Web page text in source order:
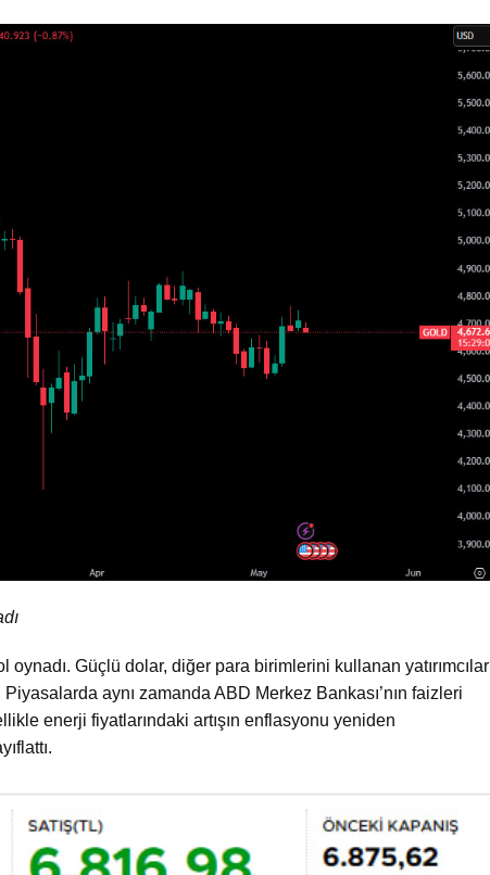
Güçlü dolar, diğer para birimlerini kullanan yatırımcılar
aynı zamanda ABD Merkez Bankası’nın faizleri
enerji fiyatlarındaki artışın enflasyonu yeniden